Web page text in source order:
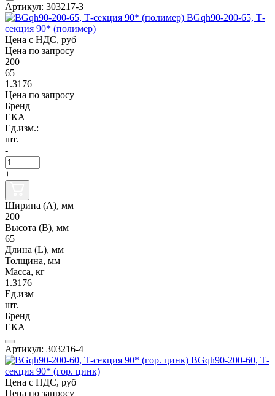
Артикул: 303217-3
BGqh90-200-65, Т-
секция 90* (полимер)
Цена с НДС, руб
Цена по запросу
200
65
1.3176
Цена по запросу
Бренд
ЕКА
Ед.изм.:
шт.
-
+
Ширина (А), мм
200
Высота (В), мм
65
Длина (L), мм
Толщина, мм
Масса, кг
1.3176
Ед.изм
шт.
Бренд
ЕКА
Артикул: 303216-4
BGqh90-200-60, Т-
секция 90* (гор. цинк)
Цена с НДС, руб
Цена по запросу